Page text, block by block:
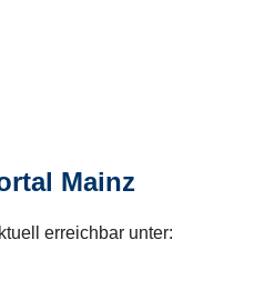
Mainz
erreichbar unter: